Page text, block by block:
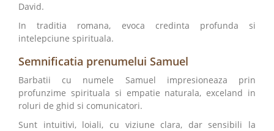
David.
In traditia romana, evoca credinta profunda si
intelepciune spirituala.
​Semnificatia prenumelui Samuel
Barbatii cu numele Samuel impresioneaza prin
profunzime spirituala si empatie naturala, exceland in
roluri de ghid si comunicatori.
Sunt intuitivi, loiali, cu viziune clara, dar sensibili la